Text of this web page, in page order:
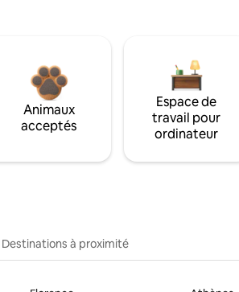
Animaux
acceptés
Espace de
travail pour
ordinateur
Destinations à proximité